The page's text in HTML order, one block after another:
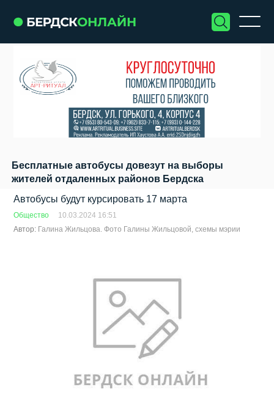
Бесплатные автобусы довезут на выборы
жителей отдаленных районов Бердска
Автобусы будут курсировать 17 марта
Общество
10.03.2024 16:51
Автор: Галина Жильцова. Фото Галины Жильцовой, схемы мэрии